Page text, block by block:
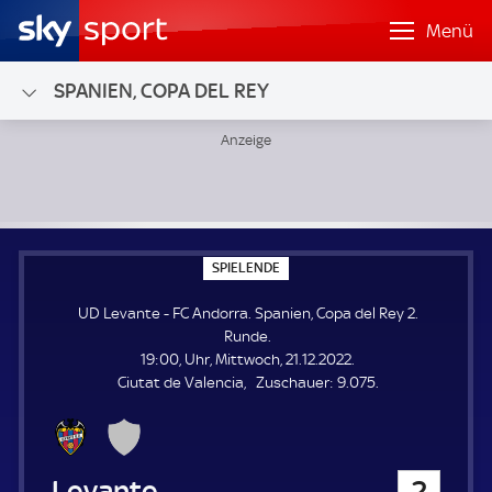
Menü
SPANIEN, COPA DEL REY
SPIELENDE
P
E
N
E
UD Levante - FC Andorra. Spanien, Copa del Rey 2.
Runde.
19:00, Uhr, Mittwoch, 21.12.2022.
Ciutat de Valencia
Zuschauer: Z
9.075.